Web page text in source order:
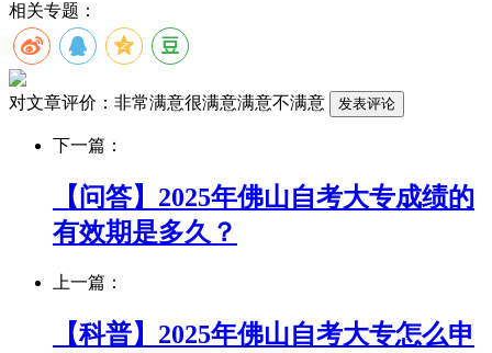
相关专题：
对文章评价： 非常满意很满意满意不满意
下一篇：
【问答】2025年佛山自考大专成绩的
有效期是多久？
上一篇：
【科普】2025年佛山自考大专怎么申